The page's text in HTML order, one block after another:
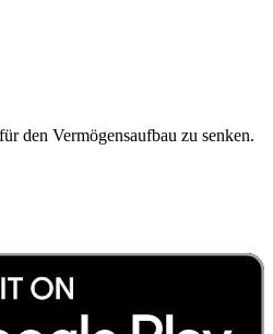
den Vermögensaufbau zu senken.